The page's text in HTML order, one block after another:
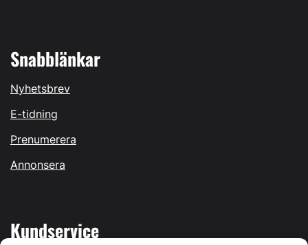
Snabblänkar
Nyhetsbrev
E-tidning
Prenumerera
Annonsera
Kundservice